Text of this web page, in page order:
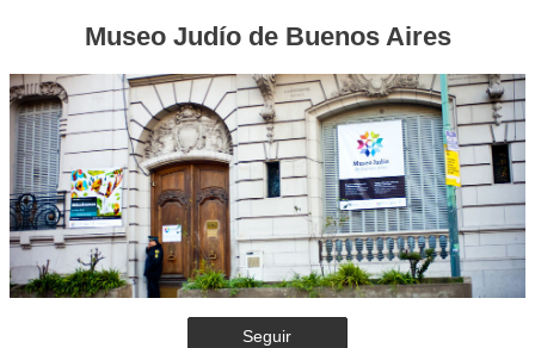
Museo Judío de Buenos Aires
Seguir